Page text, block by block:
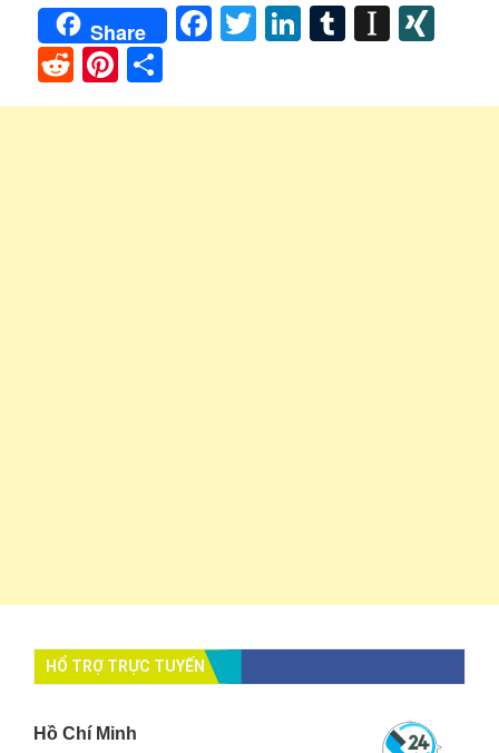
Share Facebook
TwitterLinkedIn
Tumblr
RedditPinterest
HỔ TRỢ TRỰC TUYẾN
Hồ Chí Minh